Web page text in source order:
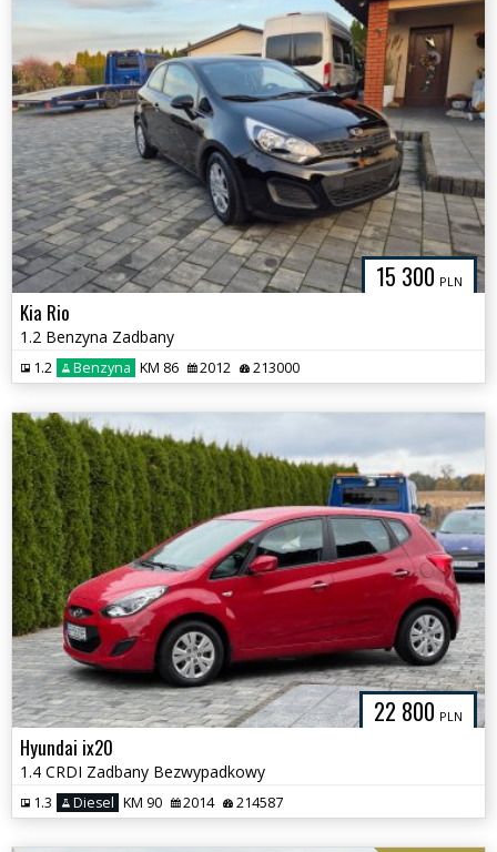
15 300 PLN
Kia Rio
1.2 Benzyna Zadbany
1.2 Benzyna KM 86 2012 213000
22 800 PLN
Hyundai ix20
1.4 CRDI Zadbany Bezwypadkowy
1.3 Diesel KM 90 2014 214587